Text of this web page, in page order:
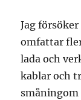
Jag
omfattar
lada och
kablar och
småningom